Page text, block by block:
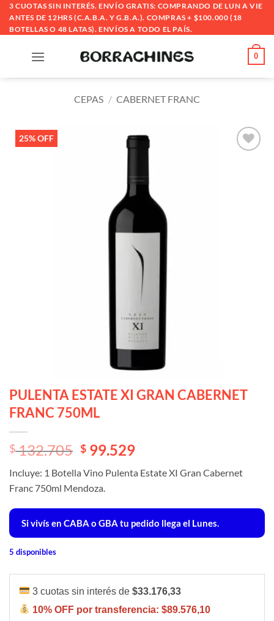
Saltar
contenido
3 CUOTAS SIN INTERÉS. ENVÍO GRATIS: COMPRANDO DE LUN A VIE
ANTES DE 12HRS (C.A.B.A. Y G.B.A.). COMPRAS + $100.000 (18
BOTELLAS O 48 LATAS). ENVÍOS A TODO EL PAÍS.
0
CEPAS / CABERNET FRANC
25% OFF
PULENTA ESTATE XI GRAN CABERNET
FRANC 750ML
El
original
era:
$ 132.705.
$132.705 El
actual
es:
$ 132.705.
$ 99.529
Incluye: 1 Botella Vino Pulenta Estate XI Gran Cabernet
Franc 750ml Mendoza.
Si vivís en CABA o GBA tu pedido llega el Lunes.
5 disponibles
3 cuotas sin interés de$33.176,33
10% OFF por transferencia:$89.576,10